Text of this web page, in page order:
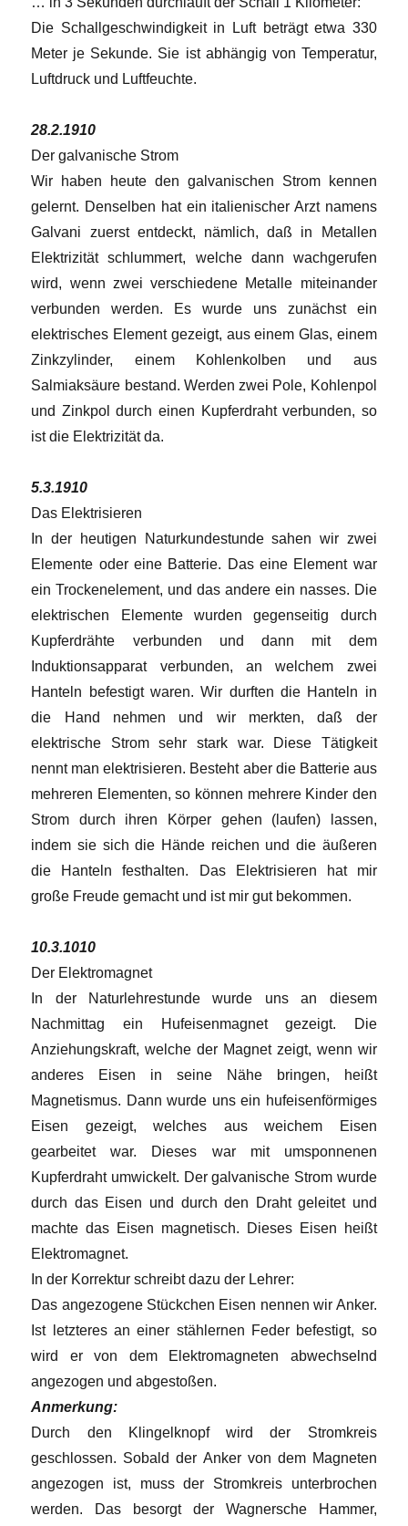
Die Schallgeschwindigkeit in Luft beträgt etwa 330
Meter je Sekunde. Sie ist abhängig von Temperatur,
Luftdruck und Luftfeuchte.
28.2.1910
Der galvanische Strom
Wir haben heute den galvanischen Strom kennen
gelernt. Denselben hat ein italienischer Arzt namens
Galvani zuerst entdeckt, nämlich, daß in Metallen
Elektrizität schlummert, welche dann wachgerufen
wird, wenn zwei verschiedene Metalle miteinander
verbunden werden. Es wurde uns zunächst ein
elektrisches Element gezeigt, aus einem Glas, einem
Zinkzylinder, einem Kohlenkolben und aus
Salmiaksäure bestand. Werden zwei Pole, Kohlenpol
und Zinkpol durch einen Kupferdraht verbunden, so
ist die Elektrizität da.
5.3.1910
Das Elektrisieren
In der heutigen Naturkundestunde sahen wir zwei
Elemente oder eine Batterie. Das eine Element war
ein Trockenelement, und das andere ein nasses. Die
elektrischen Elemente wurden gegenseitig durch
Kupferdrähte verbunden und dann mit dem
Induktionsapparat verbunden, an welchem zwei
Hanteln befestigt waren. Wir durften die Hanteln in
die Hand nehmen und wir merkten, daß der
elektrische Strom sehr stark war. Diese Tätigkeit
nennt man elektrisieren. Besteht aber die Batterie aus
mehreren Elementen, so können mehrere Kinder den
Strom durch ihren Körper gehen (laufen) lassen,
indem sie sich die Hände reichen und die äußeren
die Hanteln festhalten. Das Elektrisieren hat mir
große Freude gemacht und ist mir gut bekommen.
10.3.1010
Der Elektromagnet
In der Naturlehrestunde wurde uns an diesem
Nachmittag ein Hufeisenmagnet gezeigt. Die
Anziehungskraft, welche der Magnet zeigt, wenn wir
anderes Eisen in seine Nähe bringen, heißt
Magnetismus. Dann wurde uns ein hufeisenförmiges
Eisen gezeigt, welches aus weichem Eisen
gearbeitet war. Dieses war mit umsponnenen
Kupferdraht umwickelt. Der galvanische Strom wurde
durch das Eisen und durch den Draht geleitet und
machte das Eisen magnetisch. Dieses Eisen heißt
Elektromagnet.
In der Korrektur schreibt dazu der Lehrer:
Das angezogene Stückchen Eisen nennen wir Anker.
Ist letzteres an einer stählernen Feder befestigt, so
wird er von dem Elektromagneten abwechselnd
angezogen und abgestoßen.
Anmerkung:
Durch den Klingelknopf wird der Stromkreis
geschlossen. Sobald der Anker von dem Magneten
angezogen ist, muss der Stromkreis unterbrochen
werden. Das besorgt der Wagnersche Hammer,